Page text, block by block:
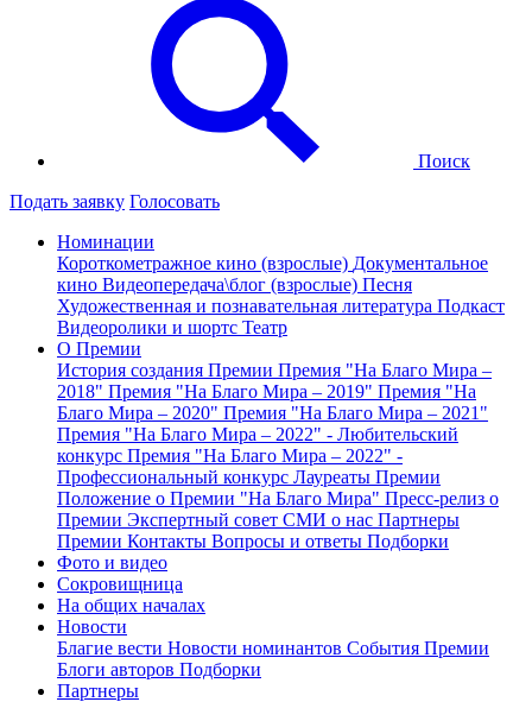
Поиск
Подать заявку Голосовать
Номинации
Короткометражное кино (взрослые) Документальное
кино Видеопередача\блог (взрослые) Песня
Художественная и познавательная литература Подкаст
Видеоролики и шортс Театр
О Премии
История создания Премии Премия "На Благо Мира –
2018" Премия "На Благо Мира – 2019" Премия "На
Благо Мира – 2020" Премия "На Благо Мира – 2021"
Премия "На Благо Мира – 2022" - Любительский
конкурс Премия "На Благо Мира – 2022" -
Профессиональный конкурс Лауреаты Премии
Положение о Премии "На Благо Мира" Пресс-релиз о
Премии Экспертный совет СМИ о нас Партнеры
Премии Контакты Вопросы и ответы Подборки
Фото и видео
Сокровищница
На общих началах
Новости
Благие вести Новости номинантов События Премии
Блоги авторов Подборки
Партнеры